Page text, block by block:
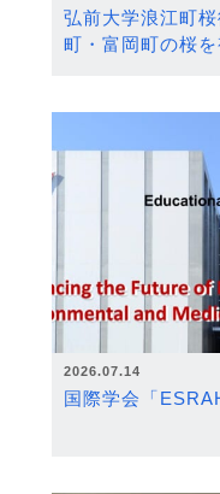
弘前大学浪江町
町・富岡町の桜を
2026.07.14
国際学会「